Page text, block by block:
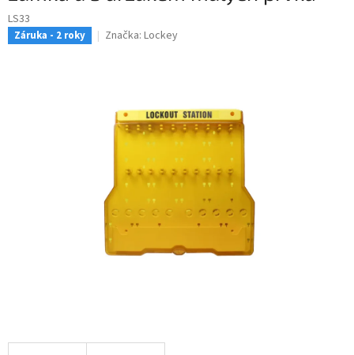
LS33
Záruka - 2 roky Značka: Lockey